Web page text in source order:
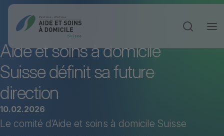
Ouvrir la
Aide et soins à domicile
Suisse définit sa future
direction
10.02.2026
Le comité d’Aide et soins à domicile Suisse